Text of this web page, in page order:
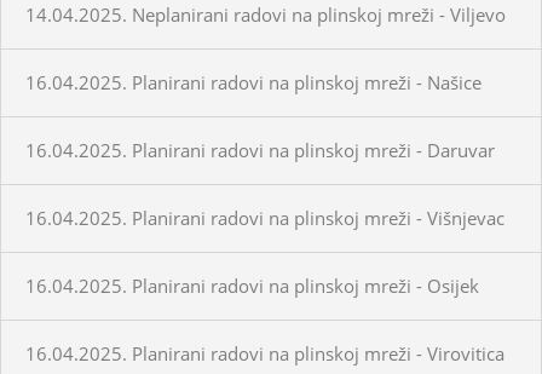
14.04.2025. Neplanirani radovi na plinskoj mreži - Viljevo
16.04.2025. Planirani radovi na plinskoj mreži - Našice
16.04.2025. Planirani radovi na plinskoj mreži - Daruvar
16.04.2025. Planirani radovi na plinskoj mreži - Višnjevac
16.04.2025. Planirani radovi na plinskoj mreži - Osijek
16.04.2025. Planirani radovi na plinskoj mreži - Virovitica